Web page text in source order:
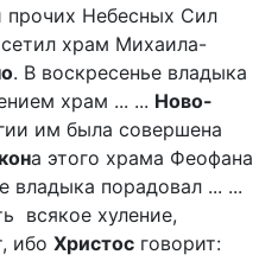
прочих Небесных Сил
храм Михаила-
. В воскресенье владыка
храм ... ... Ново-
им была совершена
а этого храма Феофана
владыка порадовал ... ...
всякое хуление,
ибо Христос говорит: